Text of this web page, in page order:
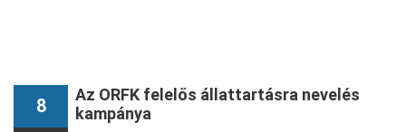
8
Az ORFK felelős állattartásra nevelés
kampánya